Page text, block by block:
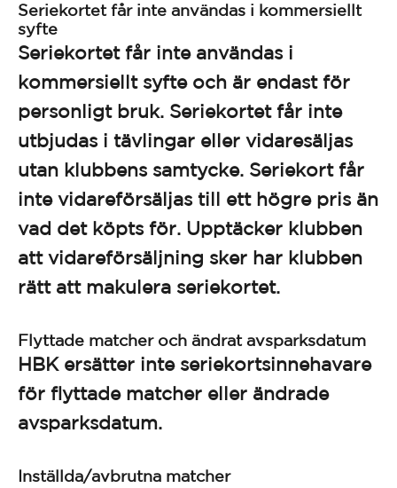
Seriekortet får inte användas i kommersiellt
syfte
Seriekortet får inte användas i
kommersiellt syfte och är endast för
personligt bruk. Seriekortet får inte
utbjudas i tävlingar eller vidaresäljas
utan klubbens samtycke. Seriekort får
inte vidareförsäljas till ett högre pris än
vad det köpts för. Upptäcker klubben
att vidareförsäljning sker har klubben
rätt att makulera seriekortet.
Flyttade matcher och ändrat avsparksdatum
HBK ersätter inte seriekortsinnehavare
för flyttade matcher eller ändrade
avsparksdatum.
Inställda/avbrutna matcher